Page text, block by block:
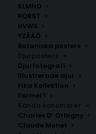
KLMNO
PQRST
UVWX
YZÅÄÖ
Botaniska posters
Djurposters
Djurfotografi
Illustrerade djur
Fika Kollektion
Formel 1
Kända konstnärer
Charles D’ Orbigny
Claude Monet
Bokstavsposters